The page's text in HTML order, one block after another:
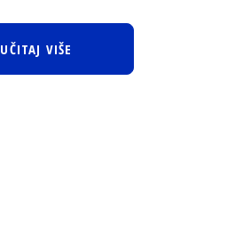
UČITAJ VIŠE